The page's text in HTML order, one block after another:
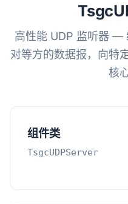
高性能 UDP 监听器 —
对等方的数据报，向特
核
组件类
TsgcUDPServer